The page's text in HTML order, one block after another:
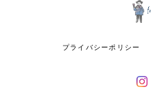
プライバシーポリシー